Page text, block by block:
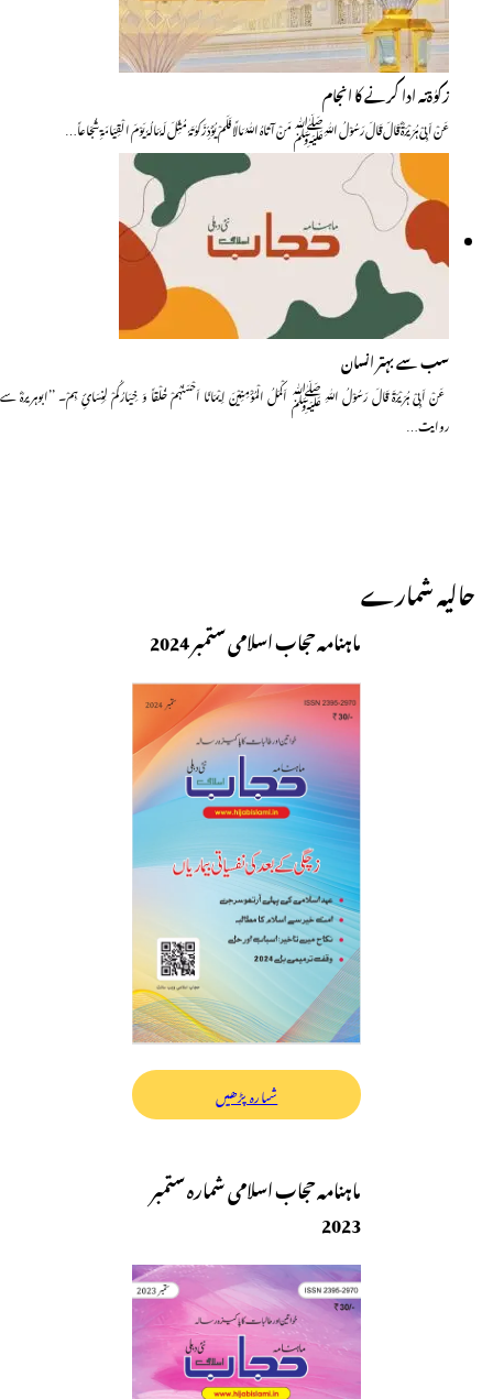
زکوٰۃنہ ادا کرنے کا انجام
عَنْ اَبِیْ ہُرَیْـرَۃؓ قَالَ قَالَ رَسُوْلُ اللّٰہِﷺ مَنْ آتَاہُ اللّٰہُ مَالًا فَلَمْ یُؤَدِّ زَکوٰتَہٗ مُثِّلَ لَہٗ مَالُہٗ یَوْمَ الْقِیَامَۃِ شُجَاعاً…
سب سے بہتر انسان
عَنْ اَبِیْ ہُرَیْرَۃَ قَالَ رَسُوْلُ اللّٰہِ ﷺ اَکْمَلُ الْمُؤْمِنِیْنَ اِیْمَانًا اَحْسَنُہُمْ خُلْقاً وَ خِیَارُکُمْ لِنِسَائِ ہِمْ۔ ’’ابوہریرہؓ سے
روایت…
حالیہ شمارے
ماہنامہ حجاب اسلامی ستمبر 2024
شمارہ پڑھیں
ماہنامہ حجاب اسلامی شمارہ ستمبر
2023